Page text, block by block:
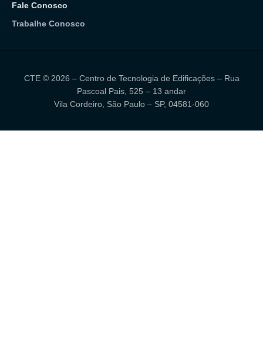
Fale Conosco
Trabalhe Conosco
CTE © 2026 – Centro de Tecnologia de Edificações – Rua
Pascoal Pais, 525 – 13 andar
Vila Cordeiro, São Paulo – SP, 04581-060